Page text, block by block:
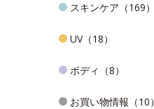
スキンケア（169）
UV（18）
ボディ（8）
お買い物情報（10）